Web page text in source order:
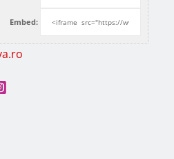
Embed: